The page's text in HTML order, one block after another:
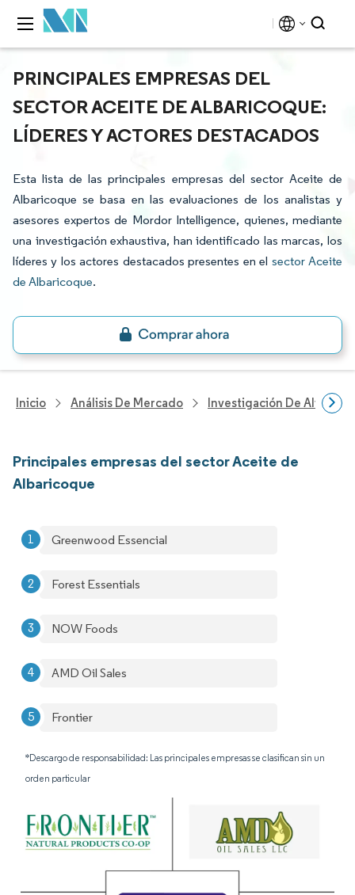
PRINCIPALES EMPRESAS DEL
SECTOR ACEITE DE ALBARICOQUE:
LÍDERES Y ACTORES DESTACADOS
Esta lista de las principales empresas del sector Aceite de
Albaricoque se basa en las evaluaciones de los analistas y
asesores expertos de Mordor Intelligence, quienes, mediante
una investigación exhaustiva, han identificado las marcas, los
líderes y los actores destacados presentes en el sector Aceite
de Albaricoque.
Inicio Análisis De Mercado Investigación De
Principales empresas del sector Aceite de
Albaricoque
Greenwood Essencial
Forest Essentials
NOW Foods
AMD Oil Sales
Frontier
*Descargo de responsabilidad: Las principales empresas se clasifican sin un
orden particular